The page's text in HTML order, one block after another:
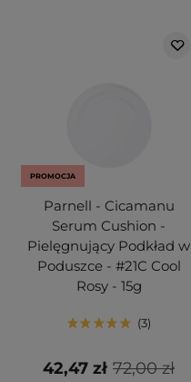
PROMOCJA
Parnell - Cicamanu
Serum Cushion -
Pielęgnujący Podkład w
Poduszce - #21C Cool
Rosy - 15g
3
72,00 zł
42,47 zł